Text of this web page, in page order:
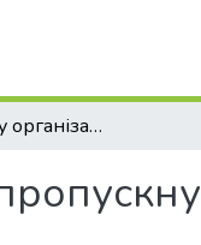
Оцінка впливу організації паркувальних зон на пропускну здатність вулично-дорожньої мережі